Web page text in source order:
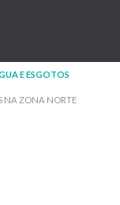
E ESGOTOS
NA ZONA NORTE